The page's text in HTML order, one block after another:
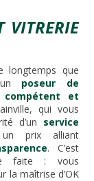
VITRERIE
longtemps que
poseur de
compétent et
qui vous
d’un service
prix alliant
. C’est
faite : vous
la maîtrise d’OK